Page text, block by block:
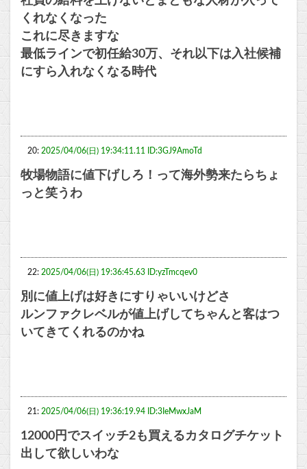
くれなくなった
これに尽きますな
最低ラインで初任給30万、それ以下は入社候補
にすら入れなくなる時代
20: 2025/04/06(日) 19:34:11.11 ID:3GJ9AmoTd
牧場物語に値下げしろ！って海外勢来たらちょ
っと笑うわ
22: 2025/04/06(日) 19:36:45.63 ID:yzTmcqev0
別に値上げは好きにすりゃいいけどさ
ルンファクレベルが値上げしてちゃんと客はつ
いてきてくれるのかね
21: 2025/04/06(日) 19:36:19.94 ID:3IeMwxJaM
12000円でスイッチ2も買えるカタログチケット
出して欲しいわな